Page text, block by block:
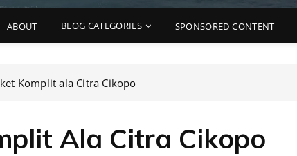
ABOUT BLOG CATEGORIES SPONSORED CONTENT
Komplit ala Citra Cikopo
Ala Citra Cikopo